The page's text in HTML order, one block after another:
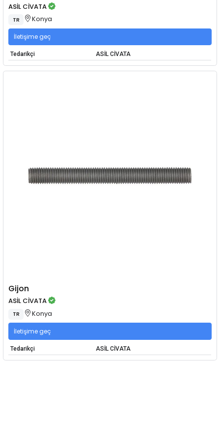
ASİL CİVATA
TR Konya
İletişime geç
Tedarikçi ASİL CİVATA
Gijon
ASİL CİVATA
TR Konya
İletişime geç
Tedarikçi ASİL CİVATA